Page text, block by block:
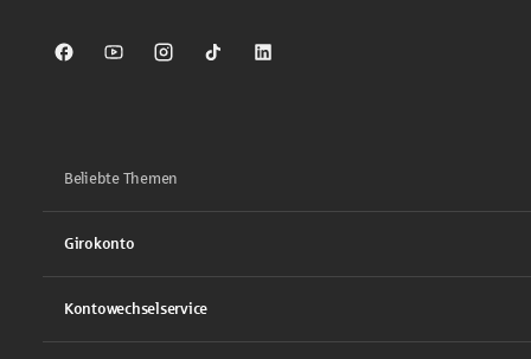
Sparkasse auf Facebook
Sparkasse auf Youtube
Sparkasse auf Instagram
Sparkasse auf TikTok
Sparkasse auf LinkedIn
Beliebte Themen
Girokonto
Kontowechselservice